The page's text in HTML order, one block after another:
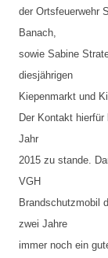
der Ortsfeuerwehr
Banach,
sowie Sabine
diesjährigen
Kiepenmarkt und
Der Kontakt
Jahr
2015 zu stande.
VGH
Brandschutzmobil
zwei Jahre
immer noch ein